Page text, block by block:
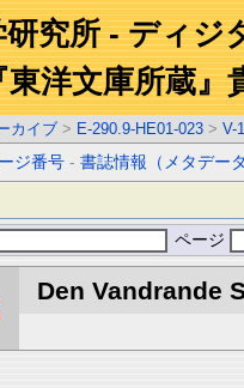
研究所 - ディジ
東洋文庫所蔵』
カイブ > E-290.9-HE01-023 > V-1
ジ番号 -書誌情報（メタデー
ページ
Den Vandrande